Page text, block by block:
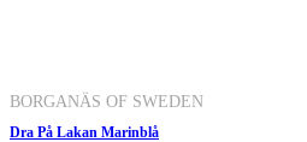
BORGANÄS OF SWEDEN
Dra På Lakan Marinblå